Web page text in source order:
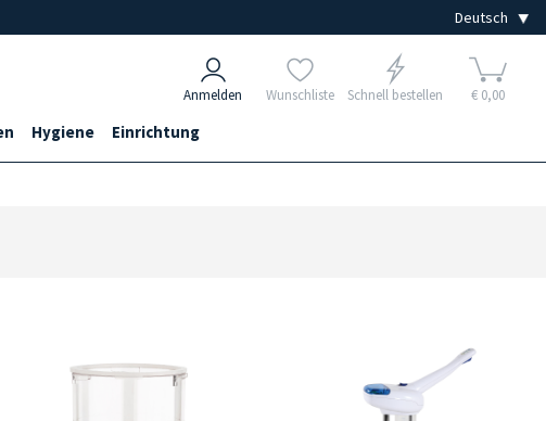
Anmelden Wunschliste Schnell bestellen € 0,00
Hygiene Einrichtung